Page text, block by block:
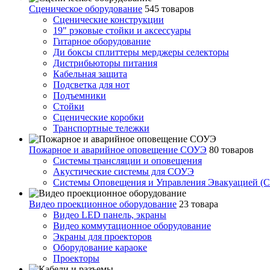
Сценическое оборудование 545 товаров
Сценические конструкции
19" рэковые стойки и аксесcуары
Гитарное оборудование
Ди боксы сплиттеры мерджеры селекторы
Дистрибьюторы питания
Кабельная защита
Подсветка для нот
Подъемники
Стойки
Сценические коробки
Транспортные тележки
Пожарное и аварийное оповещение СОУЭ 80 товаров
Cистемы трансляции и оповещения
Акустические системы для СОУЭ
Системы Оповещения и Управления Эвакуацией
Видео проекционное оборудование 23 товара
Видео LED панель, экраны
Видео коммутационное оборудование
Экраны для проекторов
Оборудование караоке
Проекторы